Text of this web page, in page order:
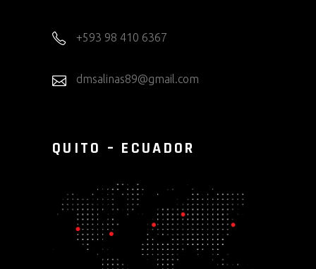
+593 98 410 6367
dmsalinas89@gmail.com
QUITO – ECUADOR